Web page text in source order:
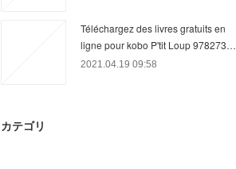
Téléchargez des livres gratuits en
ligne pour kobo P'tit Loup 978273…
2021.04.19 09:58
カテゴリ